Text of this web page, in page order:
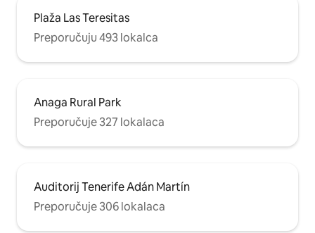
Plaža Las Teresitas
Preporučuju 493 lokalca
Anaga Rural Park
Preporučuje 327 lokalaca
Auditorij Tenerife Adán Martín
Preporučuje 306 lokalaca